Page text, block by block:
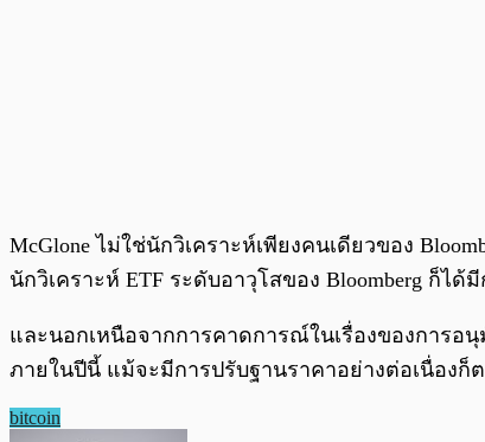
McGlone ไม่ใช่นักวิเคราะห์เพียงคนเดียวของ
นักวิเคราะห์ ETF ระดับอาวุโสของ Bloomberg ก็
และนอกเหนือจากการคาดการณ์ในเรื่องของการอ
ภายในปีนี้ แม้จะมีการปรับฐานราคาอย่างต่อเนื่องก็
bitcoin